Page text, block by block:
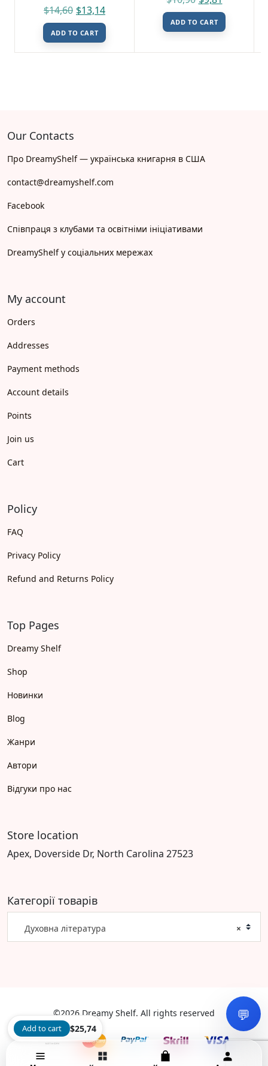
$14,60 $13,14
ADD TO CART
ADD TO CART
Our Contacts
Про DreamyShelf — українська книгарня в США
contact@dreamyshelf.com
Facebook
Співпраця з клубами та освітніми ініціативами
DreamyShelf у соціальних мережах
My account
Orders
Addresses
Payment methods
Account details
Points
Join us
Cart
Policy
FAQ
Privacy Policy
Refund and Returns Policy
Top Pages
Dreamy Shelf
Shop
Новинки
Blog
Жанри
Автори
Відгуки про нас
Store location
Apex, Doverside Dr, North Carolina 27523
Категорії товарів
×
Духовна література
©2026 Dreamy Shelf. All rights reserved 💬
Add to cart $25,74